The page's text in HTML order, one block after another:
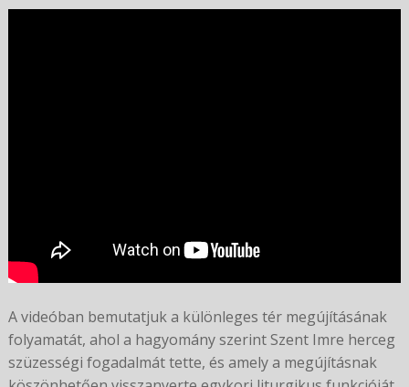
A videóban bemutatjuk a különleges tér megújításának
folyamatát, ahol a hagyomány szerint Szent Imre herceg
szüzességi fogadalmát tette, és amely a megújításnak